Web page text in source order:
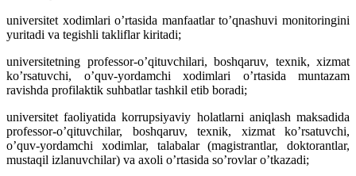
universitet xodimlari oʼrtasida manfaatlar toʼqnashuvi monitoringini
yuritadi va tegishli takliflar kiritadi;
universitetning professor-oʼqituvchilari, boshqaruv, texnik, xizmat
koʼrsatuvchi, oʼquv-yordamchi xodimlari oʼrtasida muntazam
ravishda profilaktik suhbatlar tashkil etib boradi;
universitet faoliyatida korrupsiyaviy holatlarni aniqlash maksadida
professor-oʼqituvchilar, boshqaruv, texnik, xizmat koʼrsatuvchi,
oʼquv-yordamchi xodimlar, talabalar (magistrantlar, doktorantlar,
mustaqil izlanuvchilar) va axoli oʼrtasida soʼrovlar oʼtkazadi;